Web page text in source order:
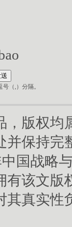
（,）分隔。
，版权
并保持完
国战略
有该文
其真实